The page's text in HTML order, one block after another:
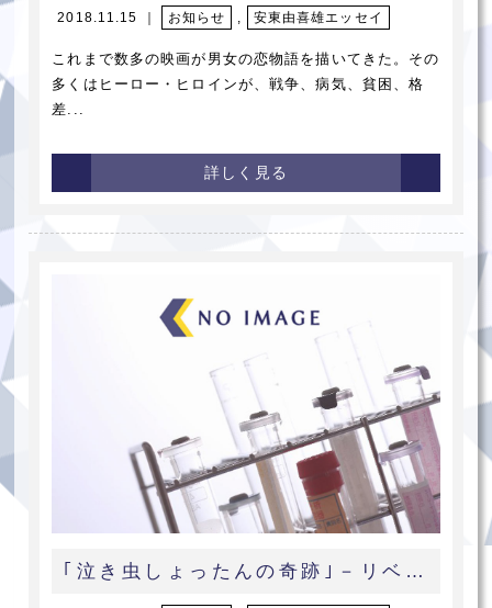
2018.11.15 ｜ お知らせ 安東由喜雄エッセイ
これまで数多の映画が男女の恋物語を描いてきた。その
多くはヒーロー・ヒロインが、戦争、病気、貧困、格
差...
詳しく見る
｢泣き虫しょったんの奇跡｣－リベンジできる世界－